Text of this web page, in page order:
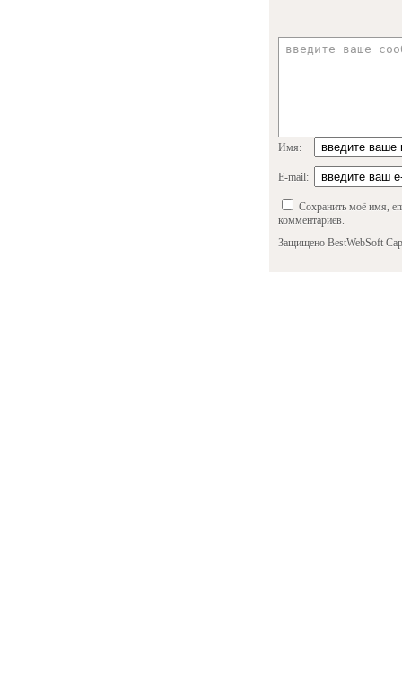
Имя:
E-mail:
Сохранить моё имя,
комментариев.
Защищено BestWebSoft